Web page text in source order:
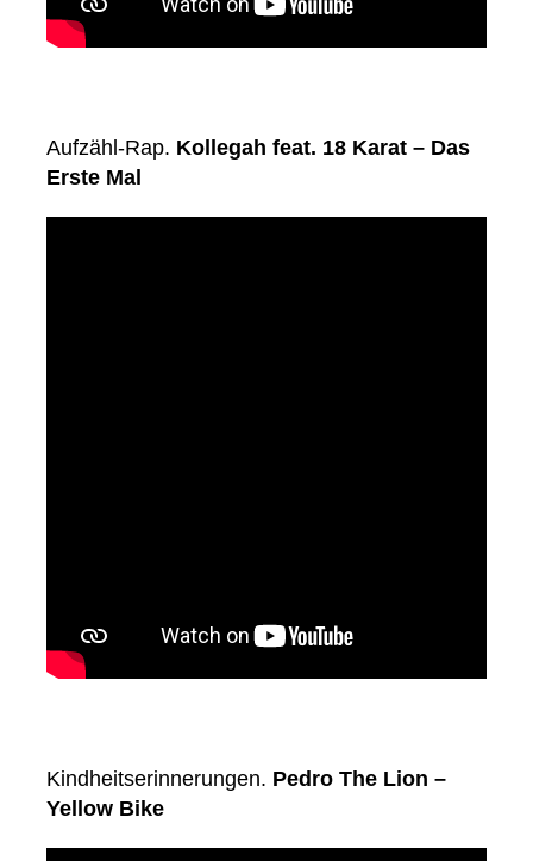
Aufzähl-Rap. Kollegah feat. 18 Karat – Das
Erste Mal
Kindheitserinnerungen. Pedro The Lion –
Yellow Bike